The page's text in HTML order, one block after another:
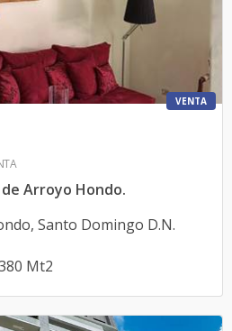
VENTA
Arroyo Hondo.
, Santo Domingo D.N.
Mt2